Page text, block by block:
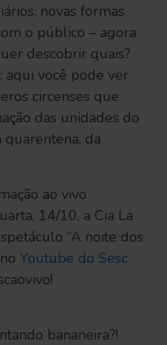
novas formas
o público – agora
descobrir quais?
aqui você pode ver
circenses que
das unidades do
quarentena, da
ao vivo
14/10, a Cia La
“A noite dos
Youtube do Sesc
bananeira?!